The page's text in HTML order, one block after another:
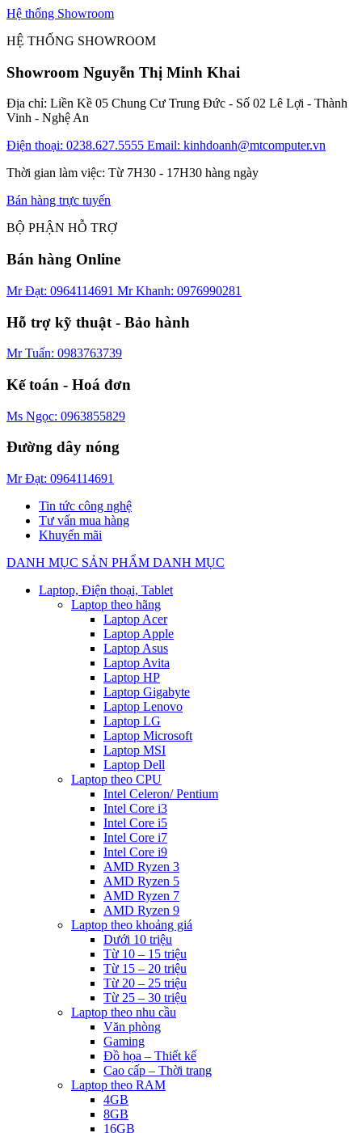
Hệ thống Showroom
HỆ THỐNG SHOWROOM
Showroom Nguyễn Thị Minh Khai
Địa chỉ: Liền Kề 05 Chung Cư Trung Đức - Số 02 Lê Lợi - Thành
Vinh - Nghệ An
Điện thoại: 0238.627.5555 Email: kinhdoanh@mtcomputer.vn
Thời gian làm việc: Từ 7H30 - 17H30 hàng ngày
Bán hàng trực tuyến
BỘ PHẬN HỖ TRỢ
Bán hàng Online
Mr Đạt: 0964114691 Mr Khanh: 0976990281
Hỗ trợ kỹ thuật - Bảo hành
Mr Tuấn: 0983763739
Kế toán - Hoá đơn
Ms Ngọc: 0963855829
Đường dây nóng
Mr Đạt: 0964114691
Tin tức công nghệ
Tư vấn mua hàng
Khuyến mãi
DANH MỤC SẢN PHẨM DANH MỤC
Laptop, Điện thoại, Tablet
Laptop theo hãng
Laptop Acer
Laptop Apple
Laptop Asus
Laptop Avita
Laptop HP
Laptop Gigabyte
Laptop Lenovo
Laptop LG
Laptop Microsoft
Laptop MSI
Laptop Dell
Laptop theo CPU
Intel Celeron/ Pentium
Intel Core i3
Intel Core i5
Intel Core i7
Intel Core i9
AMD Ryzen 3
AMD Ryzen 5
AMD Ryzen 7
AMD Ryzen 9
Laptop theo khoảng giá
Dưới 10 triệu
Từ 10 – 15 triệu
Từ 15 – 20 triệu
Từ 20 – 25 triệu
Từ 25 – 30 triệu
Laptop theo nhu cầu
Văn phòng
Gaming
Đồ họa – Thiết kế
Cao cấp – Thời trang
Laptop theo RAM
4GB
8GB
16GB